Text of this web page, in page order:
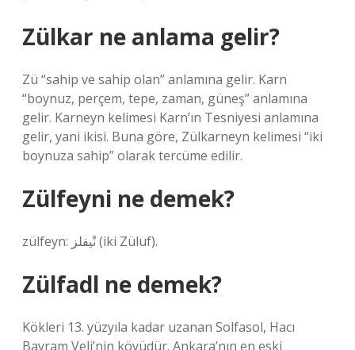
Zülkar ne anlama gelir?
Zü “sahip ve sahip olan” anlamına gelir. Karn
“boynuz, perçem, tepe, zaman, güneş” anlamına
gelir. Karneyn kelimesi Karn’ın Tesniyesi anlamına
gelir, yani ikisi. Buna göre, Zülkarneyn kelimesi “iki
boynuza sahip” olarak tercüme edilir.
Zülfeyni ne demek?
zülfeyn: نْيفلز (iki Züluf).
Zülfadl ne demek?
Kökleri 13. yüzyıla kadar uzanan Solfasol, Hacı
Bayram Veli’nin köyüdür. Ankara’nın en eski